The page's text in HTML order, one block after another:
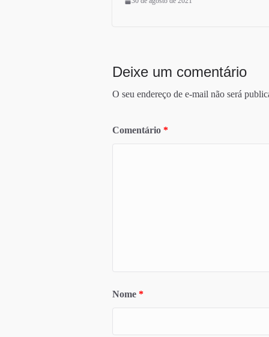
Deixe um comentário
O seu endereço de e-mail não será
Comentário *
Nome *